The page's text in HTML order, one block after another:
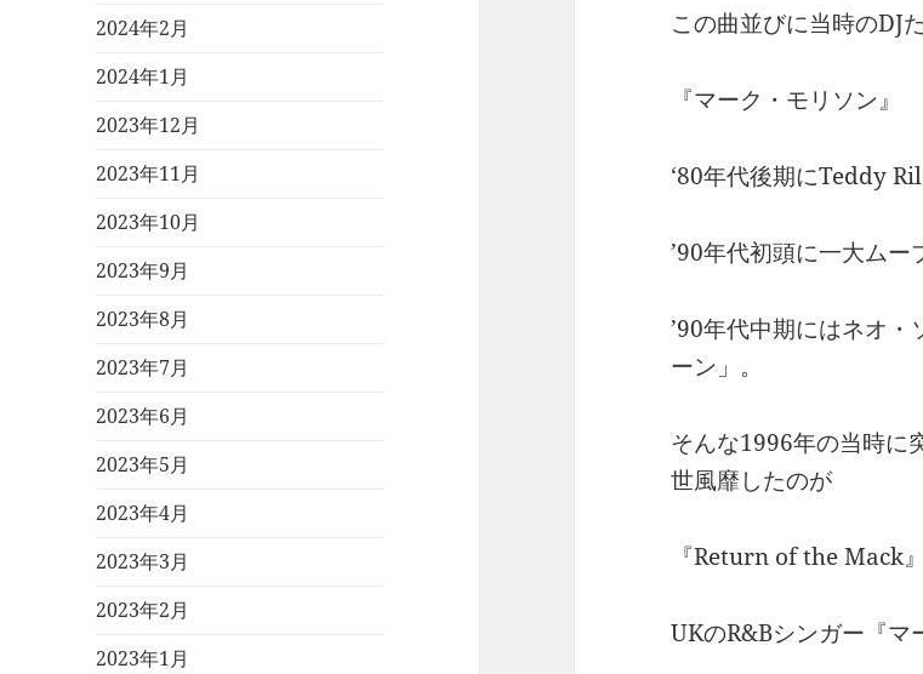
2024年2月
2024年1月
2023年12月
2023年11月
2023年10月
2023年9月
2023年8月
2023年7月
2023年6月
2023年5月
2023年4月
2023年3月
2023年2月
2023年1月
この曲並びに当時のDJ
『マーク・モリソン』
‘80年代後期にTeddy
’90年代初頭に一大ムー
’90年代中期にはネオ
ーン」。
そんな1996年の当時に
世風靡したのが
『Return of the Mack』
UKのR&Bシンガー『マ